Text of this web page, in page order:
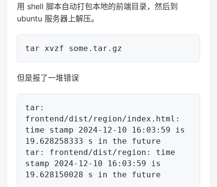
用 shell 脚本自动打包本地的前端目录，然后到
ubuntu 服务器上解压。
但是报了一堆错误
tar:
frontend/dist/region/index.html:
time stamp 2024-12-10 16:03:59 is
19.628258333 s in the future
tar: frontend/dist/region: time
stamp 2024-12-10 16:03:59 is